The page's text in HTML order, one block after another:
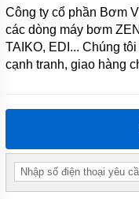
Công ty cổ phần Bơm
các dòng máy bơm
TAIKO, EDI... Chúng
cạnh tranh, giao hàng